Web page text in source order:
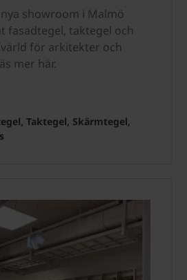
showroom i Malmö
fasadtegel, taktegel och
för arkitekter och
mer här.
Taktegel, Skärmtegel,